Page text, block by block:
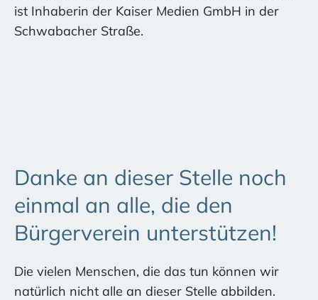
ist Inhaberin der Kaiser Medien GmbH in der
Schwabacher Straße.
Danke an dieser Stelle noch
einmal an alle, die den
Bürgerverein unterstützen!
Die vielen Menschen, die das tun können wir
natürlich nicht alle an dieser Stelle abbilden.